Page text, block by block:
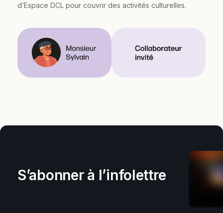
d’Espace DCL pour couvrir des activités culturelles.
S’abonner à l’infolettre